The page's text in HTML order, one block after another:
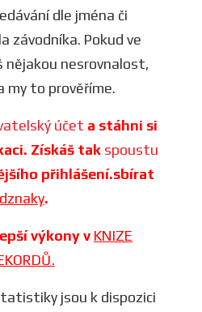
dle jména či
závodníka. Pokud ve
nějakou nesrovnalost,
my to prověříme.
účet a stáhni si
Získáš tak spoustu
přihlášení.sbírat
.
výkony v KNIZE
jsou k dispozici